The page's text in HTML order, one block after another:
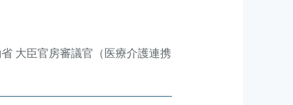
審議官（医療介護連携